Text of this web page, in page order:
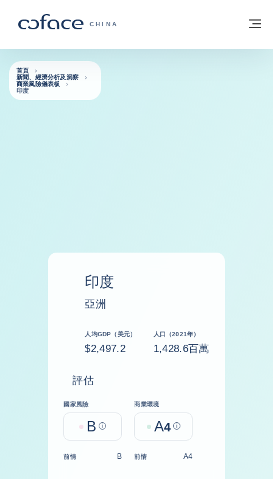
科法斯：攜手共創安全貿易 - 首頁
CHINA
返回首頁
首頁
新聞、經濟分析及洞察
商業風險儀表板
印度
印度
亞洲
人均GDP（美元）
$2,497.2
人口（2021年）
1,428.6百萬
評估
國家風險
B Help
商業環境
A4 Help
前情 B 前情 A4